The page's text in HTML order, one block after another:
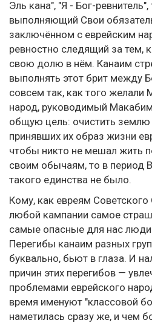
Эль кана", "Я - Бог-
выполняющий Свои
заключённом с еврейским
ревностно следящий за тем,
свою долю в нём. Канаим
выполнять этот брит между
совсем так, как того желали
народ, руководимый
общую цель: очистить землю
принявших их образ жизни
чтобы никто не мешал жить
своим обычаям, то в период
такого единства не было.
Кому, как евреям
любой кампании самое
самые опасные для нас
Перегибы канаим разных
буквально, бьют в глаза. И
причин этих перегибов —
проблемами еврейского
время именуют "классовой
наметилась сразу же, и чем